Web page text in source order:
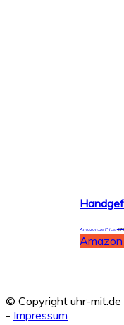
Amazon.de Price:€
© Copyright uhr-mit.de
- Impressum